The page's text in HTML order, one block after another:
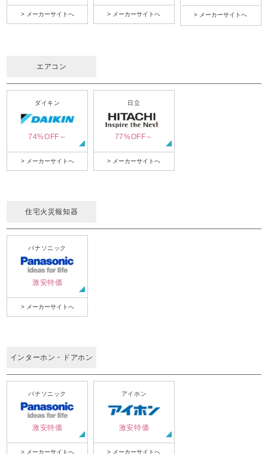
> メーカーサイトへ > メーカーサイトへ > メーカーサイトへ
エアコン
ダイキン
74%OFF～
> メーカーサイトへ
日立
77%OFF～
> メーカーサイトへ
住宅火災報知器
パナソニック
激安特価
> メーカーサイトへ
インターホン・ドアホン
パナソニック
激安特価
> メーカーサイトへ
アイホン
激安特価
> メーカーサイトへ